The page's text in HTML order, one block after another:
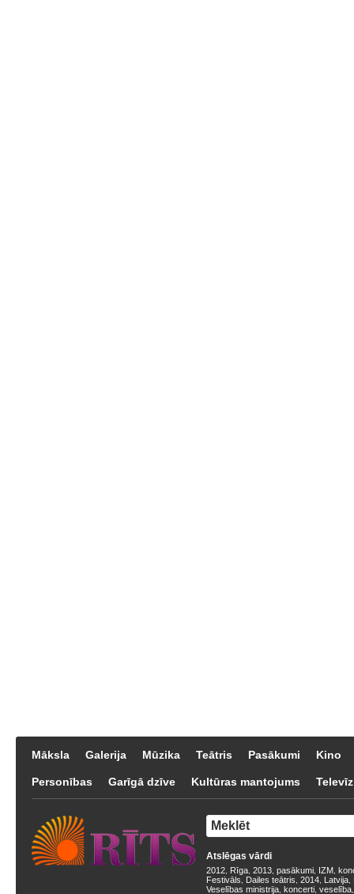
Māksla Galerija Mūzika Teātris Pasākumi Kino
Personības Garīgā dzīve Kultūras mantojums
Atslēgas vārdi
2012 Rīga 2013 pasākumi IZM
Festivāls
Dailes teātris 2014 Latvija
Veselības ministrija koncerti veselība